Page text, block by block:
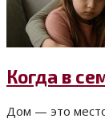
Когда в
Дом — это